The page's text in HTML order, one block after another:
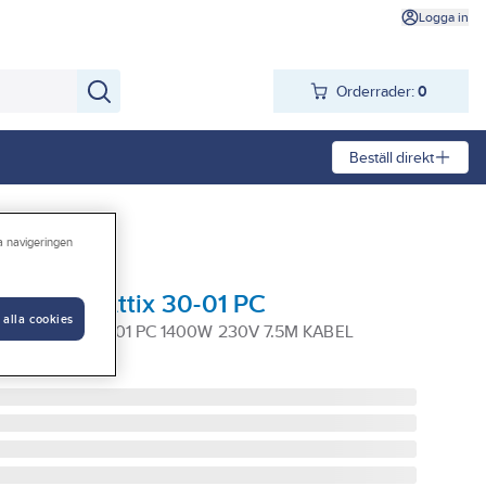
Logga in
Orderrader: 0
Beställ direkt
Nilfisk Attix 30-01 PC
ATTIX 30-01 PC 1400W 230V 7.5M KABEL
navigeringen
alla cookies